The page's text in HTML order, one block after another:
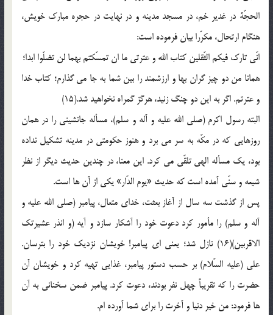
الحجّة در غدیر خم، در مسجد مدینه و در نهایت در حجره مبارک خویش،
هنگام ارتحال، مکرّرا بیان فرموده است:
انّی تارک فیکم الثّقلین کتاب الله و عترتی ما ان تمسّکتم بهما لن تضلّوا ابدا؛
همانا من دو چیز گران بها و ارزشمند را بین شما به جا می گذارم؛ کتاب خدا
و عترتم. اگر به این دو چنگ زنید، هرگز گمراه نخواهید شد.(15)
البته رسول اکرم (صلی الله علیه و آله و سلم)، مسأله جانشینی را در همان
روزهایی که در مکّه به سر می برد و هنوز حکومتی در مدینه تشکیل نداده
بود، یک مسأله الهی تلقّی می کرد. این معنا، در چندین حدیث دیگر از نظر
شیعه و سنّی آمده است که حدیث «یوم الدّار» یکی از آن ها است.
پس از گذشت سه سال از آغاز بعثت، خدای متعال، پیامبر (صلی الله علیه و
آله و سلم) را مأمور کرد دعوت خود را آشکار سازد و آیه (و انذر عشیرتک
الاقربین)(16) نازل شد؛ یعنی ای پیامبر! خویشان نزدیک خود را بترسان.
علی (علیه السّلام) بر حسب دستور پیامبر، غذایی تهیه کرد و خویشان آن
حضرت را که تقریباً چهل نفر بودند، دعوت کرد. پیامبر ضمن سخنانی به آن
ها فرمود: من خیر دنیا و آخرت را برای شما آورده ام.